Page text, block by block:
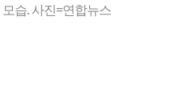
습. 사진=연합뉴스